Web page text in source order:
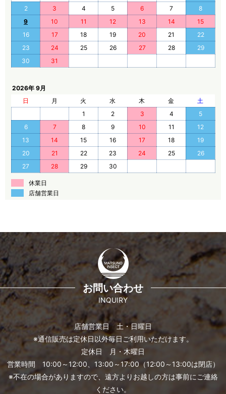
2
3 4 5 6 7
8
9
10 11 12 13 14
15
16
17 18 19 20 21
22
23
24 25 26 27 28
29
30
31
2026年 9月
日
月 火 水 木 金
土
1
2 3 4
5
6
7 8 9 10 11
12
13
14 15 16 17 18
19
20
21 22 23 24 25
26
27
28 29 30
休業日
店舗営業日
お問い合わせ
INQUIRY
店舗営業日 土・日曜日
※通信販売は定休日以外毎日ご利用いただけます。
定休日 月・木曜日
営業時間 10:00～12:00、13:00～17:00（12:00～13:00は閉店）
※不在の場合がありますので、遠方よりお越しの方は事前にご連絡
ください。